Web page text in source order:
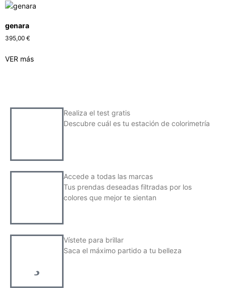
genara
395,00 €
VER más
Realiza el test gratis
Descubre cuál es tu estación de colorimetría
Accede a todas las marcas
Tus prendas deseadas filtradas por los
colores que mejor te sientan
Vístete para brillar
Saca el máximo partido a tu belleza